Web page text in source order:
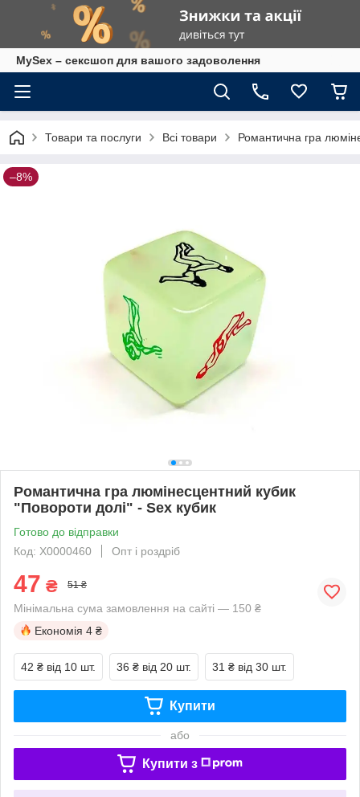
MySex – сексшоп для вашого задоволення
Товари та послуги Всі товари Романтична гра
–8%
Романтична гра люмінесцентний кубик
"Повороти долі" - Sex кубик
Готово до відправки
Код: X0000460
Опт і роздріб
47 ₴ 51 ₴
Мінімальна сума замовлення на сайті — 150 ₴
Економія 4 ₴
42 ₴ від 10 шт. 36 ₴ від 20 шт. 31 ₴ від 30 шт.
Купити
або
Купити з